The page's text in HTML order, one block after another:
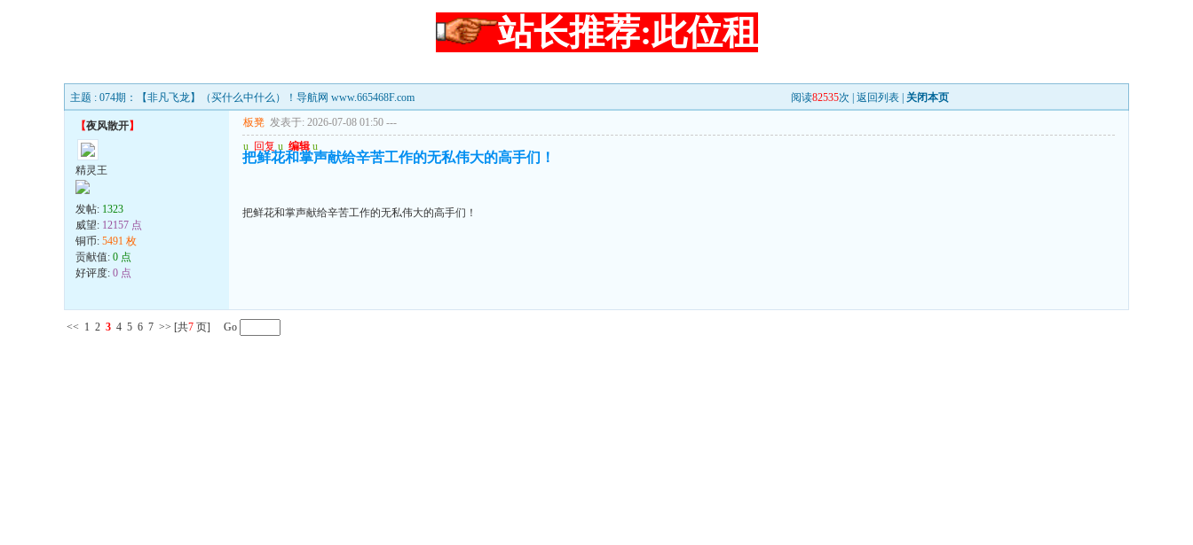
站长推荐:此位租
主题 : 074期：【非凡飞龙】（买什么中什么）！导航网 www.665468F.com 阅读82535次 | 返回列表 关闭本页
【夜风散开】
精灵王
发帖: 1323
威望: 12157 点
铜币: 5491 枚
贡献值: 0 点
好评度: 0 点
板凳 发表于: 2026-07-08 01:50 ---
u 回复 u 编辑 u
把鲜花和掌声献给辛苦工作的无私伟大的高手们！
把鲜花和掌声献给辛苦工作的无私伟大的高手们！
<< 1 2 3 4 5 6 7 >> [共7 页] Go